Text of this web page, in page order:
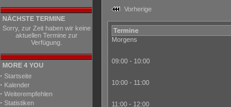
NÄCHSTE TERMINE
Sorry, zur Zeit haben wir keine
aktuellen Termine zur
Verfügung.
MORE 4 YOU
· Startseite
· Kalender
· Weiterempfehlen
· Statistiken
Vorherige
Termine
Morgens
09:00 - 10:00
10:00 - 11:00
11:00 - 12:00